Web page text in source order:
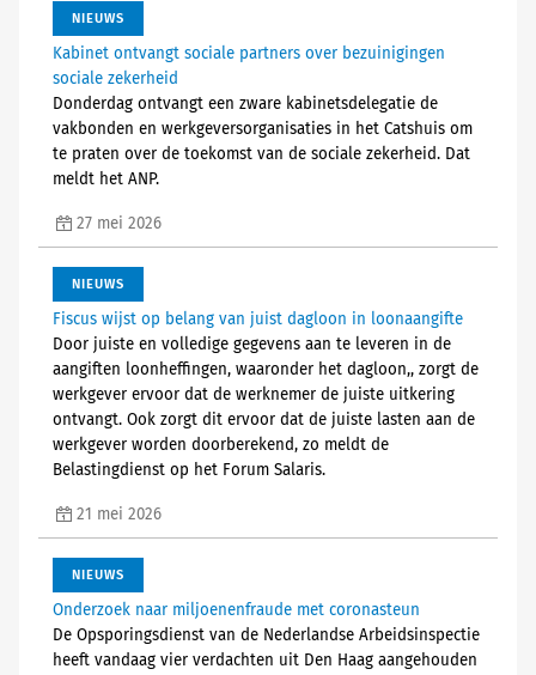
NIEUWS
Kabinet ontvangt sociale partners over bezuinigingen
sociale zekerheid
Donderdag ontvangt een zware kabinetsdelegatie de
vakbonden en werkgeversorganisaties in het Catshuis om
te praten over de toekomst van de sociale zekerheid. Dat
meldt het ANP.
27 mei 2026
NIEUWS
Fiscus wijst op belang van juist dagloon in loonaangifte
Door juiste en volledige gegevens aan te leveren in de
aangiften loonheffingen, waaronder het dagloon,, zorgt de
werkgever ervoor dat de werknemer de juiste uitkering
ontvangt. Ook zorgt dit ervoor dat de juiste lasten aan de
werkgever worden doorberekend, zo meldt de
Belastingdienst op het Forum Salaris.
21 mei 2026
NIEUWS
Onderzoek naar miljoenenfraude met coronasteun
De Opsporingsdienst van de Nederlandse Arbeidsinspectie
heeft vandaag vier verdachten uit Den Haag aangehouden